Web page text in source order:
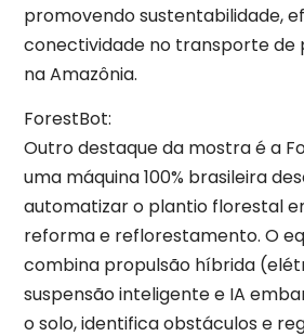
promovendo sustentabilidade,
conectividade no transporte de
na Amazônia.
ForestBot:
Outro destaque da mostra é a
uma máquina 100% brasileira
automatizar o plantio florestal
reforma e reflorestamento. O
combina propulsão híbrida
suspensão inteligente e IA
o solo, identifica obstáculos e